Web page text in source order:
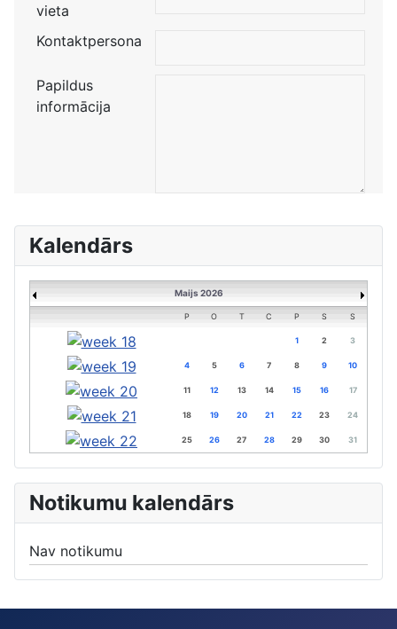
vieta
Kontaktpersona
Papildus
informācija
Kalendārs
Maijs 2026
P O T C P S S
1 2 3
4 5 6 7 8 9 10
11 12 13 14 15 16 17
18 19 20 21 22 23 24
25 26 27 28 29 30 31
Notikumu kalendārs
Nav notikumu